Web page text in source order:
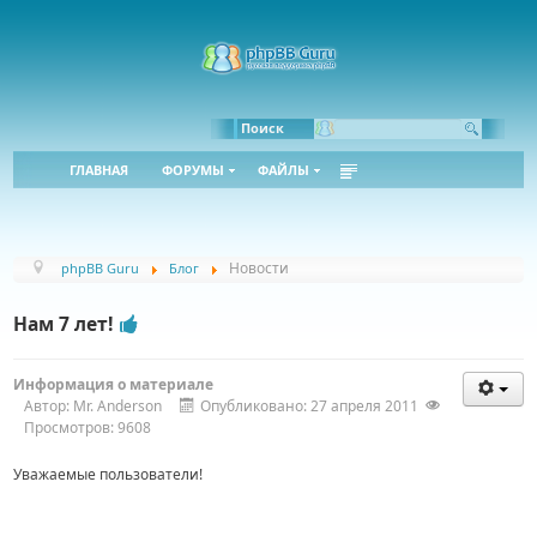
Поиск
ГЛАВНАЯ ФОРУМЫ ФАЙЛЫ
phpBB Guru Блог Новости
Нам 7 лет!
Информация о материале
Автор: Mr. Anderson
Опубликовано: 27 апреля 2011
Просмотров: 9608
Уважаемые пользователи!